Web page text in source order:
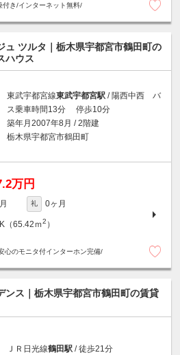
付き/インターネット無料/
ュ ツルタ｜栃木県宇都宮市鶴田町の
ハウス
東武宇都宮線東武宇都宮駅 / 陽西中西 バ
ス乗車時間13分 停歩10分
築年月2007年8月 / 2階建
栃木県宇都宮市鶴田町
万円
礼 0ヶ月
（65.42ｍ2 ）
心のモニタ付インターホン完備/
ンス｜栃木県宇都宮市鶴田町の賃貸
ＪＲ日光線鶴田駅 / 徒歩21分